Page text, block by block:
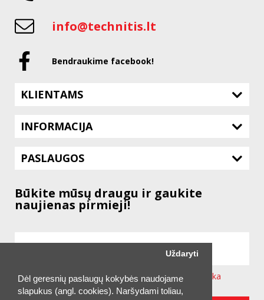
Dėl geresnių paslaugų kokybės naudojame
slapukus (angl. cookies). Naršydami toliau,
Uždaryti
info@technitis.lt
Bendraukime facebook!
KLIENTAMS
INFORMACIJA
PASLAUGOS
Būkite mūsų draugu ir gaukite
naujienas pirmieji!
Sutinku su svetainėje taikomaPrivatumo Politika